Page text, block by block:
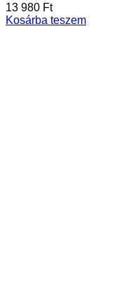
13 980 Ft
Kosárba teszem